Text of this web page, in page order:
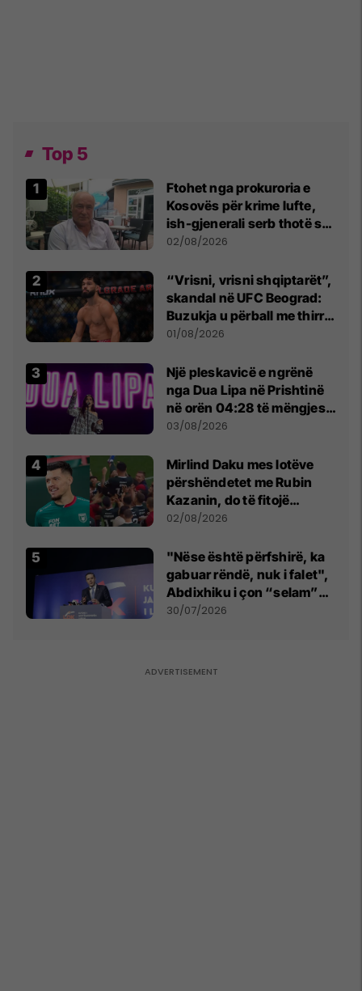
Top 5
Ftohet nga prokuroria e
Kosovës për krime lufte,
ish-gjenerali serb thotë se
dikush e tradhtoi në
02/08/2026
“Vrisni, vrisni shqiptarët”,
skandal në UFC Beograd:
Buzukja u përball me thirrje
anti-shqiptare nga
01/08/2026
Një pleskavicë e ngrënë
nga Dua Lipa në Prishtinë
në orën 04:28 të mëngjesit
- dhe bota digjitale serbe
03/08/2026
Mirlind Daku mes lotëve
përshëndetet me Rubin
Kazanin, do të fitojë
miliona te Spartak Moska
02/08/2026
"Nëse është përfshirë, ka
gabuar rëndë, nuk i falet",
Abdixhiku i çon “selam”
Përparim Ramës
30/07/2026